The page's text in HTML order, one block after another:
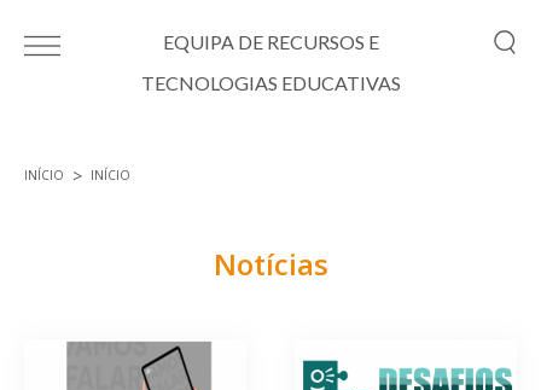
EQUIPA DE RECURSOS E
TECNOLOGIAS EDUCATIVAS
INÍCIO INÍCIO
Notícias